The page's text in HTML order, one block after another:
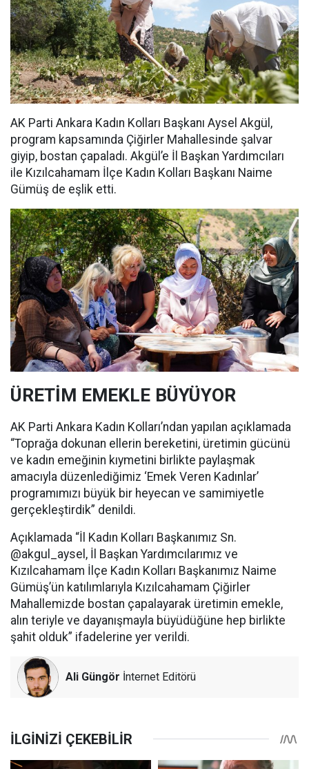
AK Parti Ankara Kadın Kolları Başkanı Aysel Akgül,
program kapsamında Çiğirler Mahallesinde şalvar
giyip, bostan çapaladı. Akgül’e İl Başkan Yardımcıları
ile Kızılcahamam İlçe Kadın Kolları Başkanı Naime
Gümüş de eşlik etti.
ÜRETİM EMEKLE BÜYÜYOR
AK Parti Ankara Kadın Kolları’ndan yapılan açıklamada
“Toprağa dokunan ellerin bereketini, üretimin gücünü
ve kadın emeğinin kıymetini birlikte paylaşmak
amacıyla düzenlediğimiz ‘Emek Veren Kadınlar’
programımızı büyük bir heyecan ve samimiyetle
gerçekleştirdik” denildi.
Açıklamada “İl Kadın Kolları Başkanımız Sn.
@akgul_aysel, İl Başkan Yardımcılarımız ve
Kızılcahamam İlçe Kadın Kolları Başkanımız Naime
Gümüş’ün katılımlarıyla Kızılcahamam Çiğirler
Mahallemizde bostan çapalayarak üretimin emekle,
alın teriyle ve dayanışmayla büyüdüğüne hep birlikte
şahit olduk” ifadelerine yer verildi.
Ali Güngör İnternet Editörü